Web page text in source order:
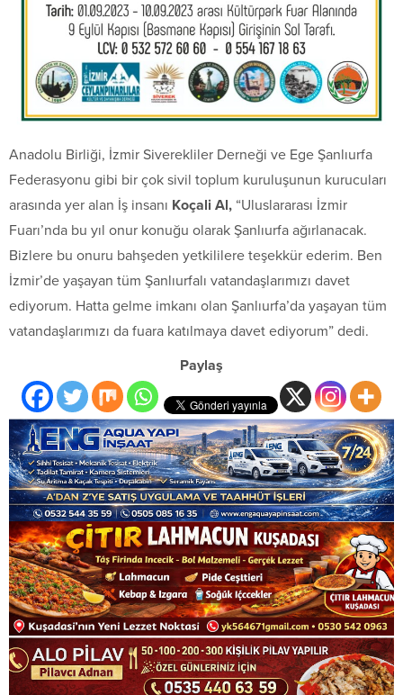
Anadolu Birliği, İzmir Siverekliler Derneği ve Ege Şanlıurfa
Federasyonu gibi bir çok sivil toplum kuruluşunun kurucuları
arasında yer alan İş insanı Koçali Al, “Uluslararası İzmir
Fuarı’nda bu yıl onur konuğu olarak Şanlıurfa ağırlanacak.
Bizlere bu onuru bahşeden yetkililere teşekkür ederim. Ben
İzmir’de yaşayan tüm Şanlıurfalı vatandaşlarımızı davet
ediyorum. Hatta gelme imkanı olan Şanlıurfa’da yaşayan tüm
vatandaşlarımızı da fuara katılmaya davet ediyorum” dedi.
Paylaş